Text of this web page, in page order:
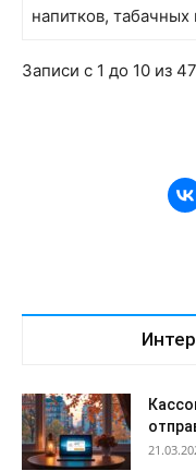
напитков, табачных
Записи с 1 до 10 из